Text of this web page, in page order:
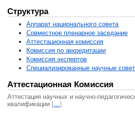
Структура
Аппарат национального совета
Совместное пленарное заседание
Аттестационная комисcия
Комиссия по аккредитации
Комиссия экспертов
Специализированные научные
Аттестационная Комиссия
Аттестация научных и научно-
квалификации […]